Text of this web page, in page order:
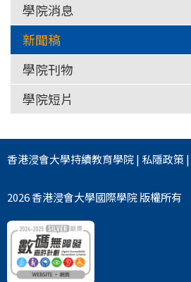
學院消息
新聞稿
學院刊物
學院短片
香港浸會大學持續教育學院| 私隱政策|
2026 香港浸會大學國際學院 版權所有